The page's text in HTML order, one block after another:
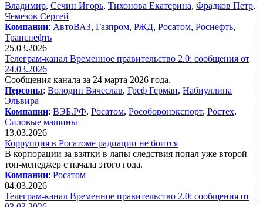
Владимир, Сечин Игорь, Тихонова Екатерина, Фрадков Петр,
Чемезов Сергей
Компании: АвтоВАЗ, Газпром, РЖД, Росатом, Роснефть,
Транснефть
25.03.2026
Телеграм-канал Временное правительство 2.0: сообщения от
24.03.2026
Сообщения канала за 24 марта 2026 года.
Персоны: Володин Вячеслав, Греф Герман, Набиуллина
Эльвира
Компании: ВЭБ.РФ, Росатом, Рособоронэкспорт, Ростех,
Силовые машины
13.03.2026
Коррупция в Росатоме радиации не боится
В корпорации за взятки в лапы следствия попал уже второй
топ-менеджер с начала этого года.
Компании: Росатом
04.03.2026
Телеграм-канал Временное правительство 2.0: сообщения от